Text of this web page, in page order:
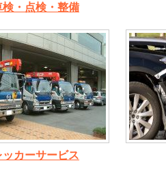
検・点検・整備
ッカーサービス